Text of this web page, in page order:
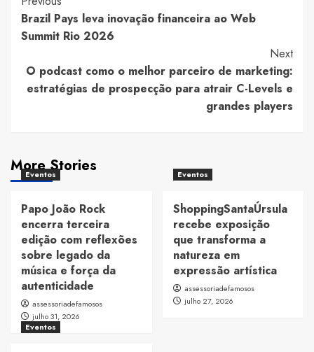
Navigation
Brazil Pays leva inovação financeira ao Web
Summit Rio 2026
Next
O podcast como o melhor parceiro de marketing:
estratégias de prospecção para atrair C-Levels e
grandes players
More Stories
Eventos
Papo João Rock
encerra terceira
edição com reflexões
sobre legado da
música e força da
autenticidade
assessoriadefamosos
julho 31, 2026
Eventos
ShoppingSantaÚrsula
recebe exposição
que transforma a
natureza em
expressão artística
assessoriadefamosos
julho 27, 2026
Eventos